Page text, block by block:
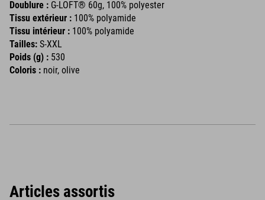
Doublure : G-LOFT® 60g, 100% polyester
Tissu extérieur : 100% polyamide
Tissu intérieur : 100% polyamide
Tailles: S-XXL
Poids (g) : 530
Coloris : noir, olive
Articles assortis